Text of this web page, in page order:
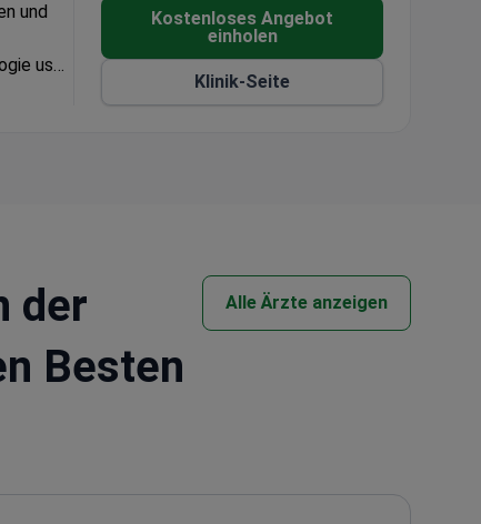
und
usw.
Kostenloses Angebot
einholen
Klinik-Seite
der
Besten
Alle Ärzte anzeigen